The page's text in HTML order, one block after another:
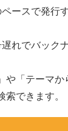
ースで発行
れでバック
や「テーマか
索できます。